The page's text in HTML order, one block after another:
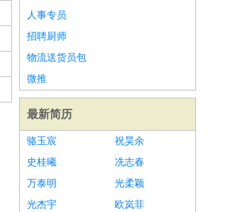
人事专员
招聘厨师
物流送货员包
微推
最新简历
骆玉宸
祝昊余
史桂曦
冼志春
万泰明
光柔颖
光杰宇
欧岚菲